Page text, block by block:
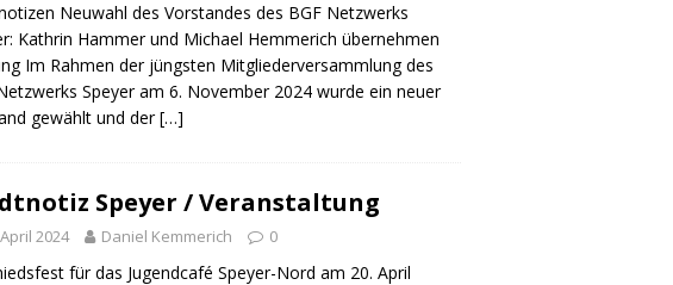
Speyer / Brazzeltag
SPEYER
/ Speyer
(KCanG)
Neuwahl des Vorstandes des BGF Netzwerks
Kathrin Hammer und Michael Hemmerich übernehmen
Im Rahmen der jüngsten Mitgliederversammlung des
Speyer am 6. November 2024 wurde ein neuer
gewählt und der[…]
Speyer / Veranstaltung
2024 Daniel Kemmerich 0
für das Jugendcafé Speyer-Nord am 20. April